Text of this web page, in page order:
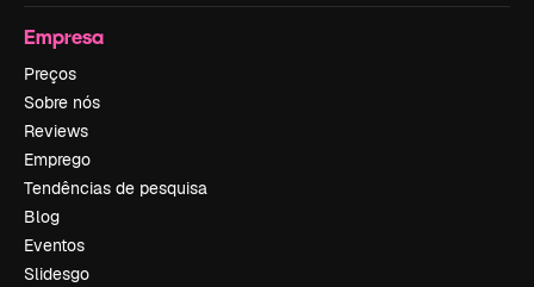
Empresa
Preços
Sobre nós
Reviews
Emprego
Tendências de pesquisa
Blog
Eventos
Slidesgo